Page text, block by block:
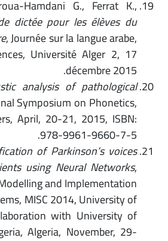
Hamdani G., Ferrat K.,
dictée pour les élèves du
, Journée sur la langue arabe,
Université Alger 2, 17
décembre 2015.
analysis of pathological
Symposium on Phonetics,
April, 20-21, 2015, ISBN:
978-9961-9660-7-5.
of Parkinson’s voices
using Neural Networks
and Implementation
MISC 2014, University of
with University of
Algeria, November, 29-